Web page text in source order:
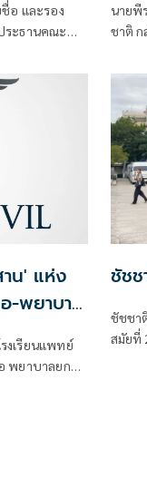
อ และรอง
ระธานคณะ
นายพี
ชาติ ก
อยู่หล
น' แห่ง
พยาบาล'
งเรียนแพทย์
พยาบาลยกทีม
ชัช
ชัชชา
สมัยที่